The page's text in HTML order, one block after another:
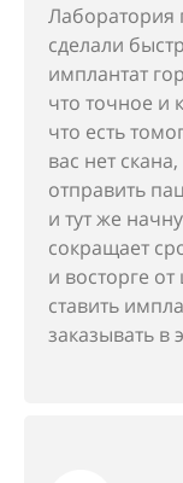
Лаборатория
сделали
имплантат
что точное и
что есть
вас нет
отправить
и тут же
сокращает
и восторге
ставить
заказывать в